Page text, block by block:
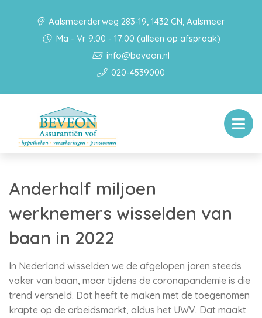
Aalsmeerderweg 283-19, 1432 CN, Aalsmeer
Ma - Vr 9:00 - 17:00 (alleen op afspraak)
info@beveon.nl
020-4539000
Anderhalf miljoen
werknemers wisselden van
baan in 2022
In Nederland wisselden we de afgelopen jaren steeds
vaker van baan, maar tijdens de coronapandemie is die
trend versneld. Dat heeft te maken met de toegenomen
krapte op de arbeidsmarkt, aldus het UWV. Dat maakt